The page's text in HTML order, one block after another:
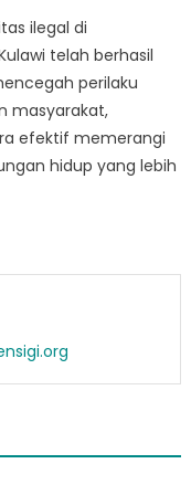
ilegal di
telah berhasil
perilaku
masyarakat,
efektif memerangi
hidup yang lebih